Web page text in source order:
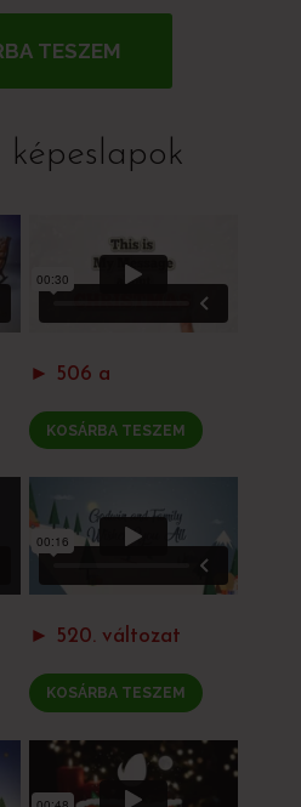
TESZEM
képeslapok
► 506 a
KOSÁRBA TESZEM
► 520. változat
KOSÁRBA TESZEM